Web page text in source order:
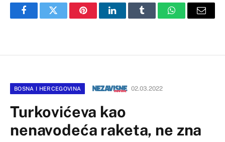
FacebookTwitter PinterestLinkedInTumblr WhatsAppEmail
BOSNA I HERCEGOVINA 02.03.2022
Turkovićeva kao
nenavodeća raketa, ne zna